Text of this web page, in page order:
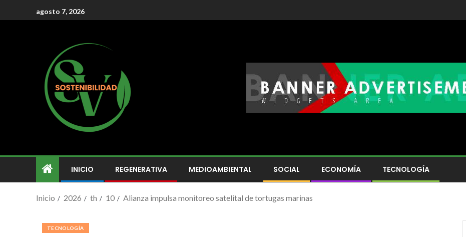
agosto 7, 2026
INICIO REGENERATIVA MEDIOAMBIENTAL SOCIAL ECONOMÍA TECNOLOGÍA
Inicio 2026 th 10 Alianza impulsa monitoreo satelital de tortugas marinas
TECNOLOGÍA